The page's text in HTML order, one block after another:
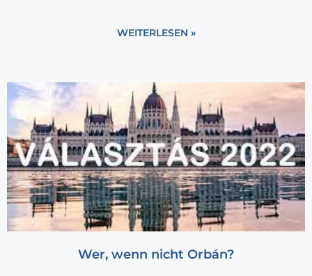
WEITERLESEN »
Wer, wenn nicht Orbán?